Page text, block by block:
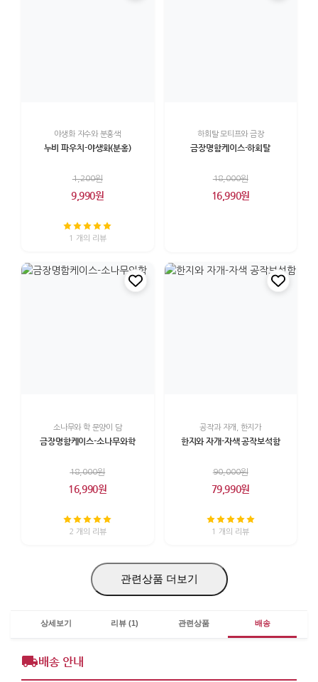
야생화 자수와 분홍색
누비 파우치-야생화(분홍)
1,200원
9,990원
1 개의 리뷰
하회탈 모티프와 금장
금장명함케이스-하회탈
18,000원
16,990원
소나무와 학 문양이 담
금장명함케이스-소나무와학
18,000원
16,990원
2 개의 리뷰
공작과 자개, 한지가
한지와 자개-자색 공작보석함
90,000원
79,990원
1 개의 리뷰
관련상품 더보기
상세보기 리뷰 (1) 관련상품 배송
배송 안내